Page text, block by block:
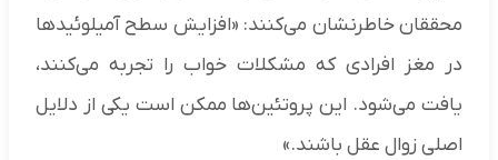
محققان خاطرنشان می‌کنند: «افزایش سطح آمیلوئید‌ها
در مغز افرادی که مشکلات خواب را تجربه می‌کنند،
یافت می‌شود. این پروتئین‌ها ممکن است یکی از دلایل
اصلی زوال عقل باشند.»